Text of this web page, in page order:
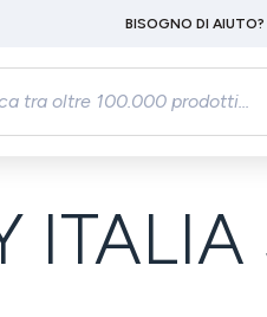
BISOGNO DI AIUTO?